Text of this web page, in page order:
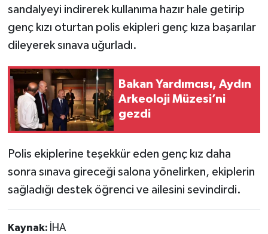
sandalyeyi indirerek kullanıma hazır hale getirip
genç kızı oturtan polis ekipleri genç kıza başarılar
dileyerek sınava uğurladı.
Bakan Yardımcısı, Aydın
Arkeoloji Müzesi’ni
gezdi
Polis ekiplerine teşekkür eden genç kız daha
sonra sınava gireceği salona yönelirken, ekiplerin
sağladığı destek öğrenci ve ailesini sevindirdi.
Kaynak: İHA